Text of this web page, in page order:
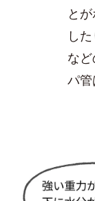
と
し
な
パ管